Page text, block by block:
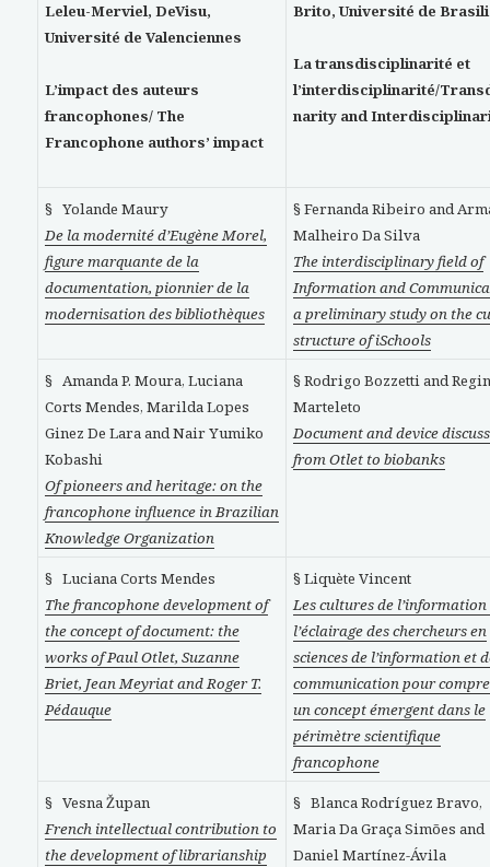
Leleu-Merviel, DeVisu,
Université de Valenciennes
L’impact des auteurs
francophones/ The
Francophone authors’ impact
Brito, Université de
La transdisciplinarité et
l’interdisciplinarité/
narity and
§ Yolande Maury
De la modernité d’Eugène Morel,
figure marquante de la
documentation, pionnier de la
modernisation des bibliothèques
§ Fernanda Ribeiro and
Malheiro Da Silva
The interdisciplinary field of
Information and
a preliminary study on the
structure of iSchools
§ Amanda P. Moura, Luciana
Corts Mendes, Marilda Lopes
Ginez De Lara and Nair Yumiko
Kobashi
Of pioneers and heritage: on the
francophone influence in Brazilian
Knowledge Organization
§ Rodrigo Bozzetti and
Marteleto
Document and device
from Otlet to biobanks
§ Luciana Corts Mendes
The francophone development of
the concept of document: the
works of Paul Otlet, Suzanne
Briet, Jean Meyriat and Roger T.
Pédauque
§ Liquète Vincent
Les cultures de l’information
l’éclairage des chercheurs en
sciences de l’information et
communication pour
un concept émergent dans le
périmètre scientifique
francophone
§ Vesna Župan
French intellectual contribution to
the development of librarianship
§ Blanca Rodríguez Bravo,
Maria Da Graça Simões and
Daniel Martínez-Ávila